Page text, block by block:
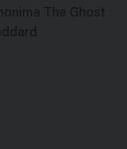
The Ghost